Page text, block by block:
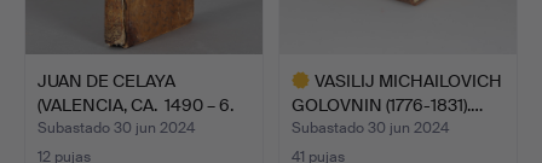
JUAN DE CELAYA
(VALENCIA, CA. 1490 – 6.
D…
Subastado 30 jun 2024
12 pujas
VASILIJ MICHAILOVICH
GOLOVNIN (1776-1831).…
Subastado 30 jun 2024
41 pujas